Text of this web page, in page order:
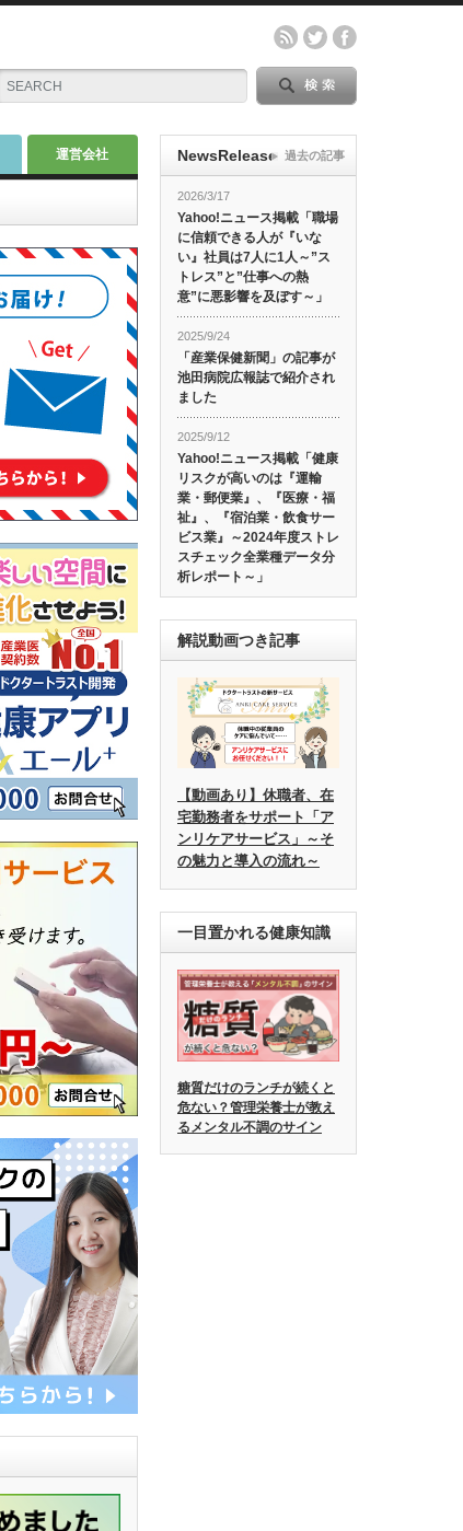
運営会社 NewsRelease
2026/3/17
Yahoo!ニュース掲載「職場
に信頼できる人が『いな
い』社員は7人に1人～”ス
トレス”と”仕事への熱
意”に悪影響を及ぼす～」
2025/9/24
「産業保健新聞」の記事が
池田病院広報誌で紹介され
ました
2025/9/12
Yahoo!ニュース掲載「健康
リスクが高いのは『運輸
業・郵便業』、『医療・福
祉』、『宿泊業・飲食サー
ビス業』～2024年度ストレ
スチェック全業種データ分
析レポート～」
過去の記事
解説動画つき記事
【動画あり】休職者、在
宅勤務者をサポート「ア
ンリケアサービス」～そ
の魅力と導入の流れ～
一目置かれる健康知識
糖質だけのランチが続くと
危ない？管理栄養士が教え
るメンタル不調のサイン